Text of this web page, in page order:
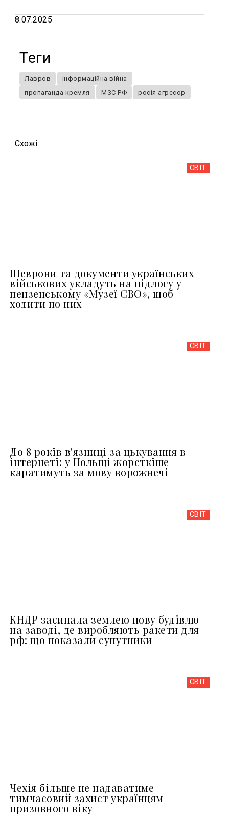
8.07.2025
Теги
Лавров
інформаційна війна
пропаганда кремля
МЗС РФ росія агресор
Схожi
СВІТ
Шеврони та документи українських
військових укладуть на підлогу у
пензенському «Музеї СВО», щоб
ходити по них
СВІТ
До 8 років в'язниці за цькування в
інтернеті: у Польщі жорсткіше
каратимуть за мову ворожнечі
СВІТ
КНДР засипала землею нову будівлю
на заводі, де виробляють ракети для
рф: що показали супутники
СВІТ
Чехія більше не надаватиме
тимчасовий захист українцям
призовного віку